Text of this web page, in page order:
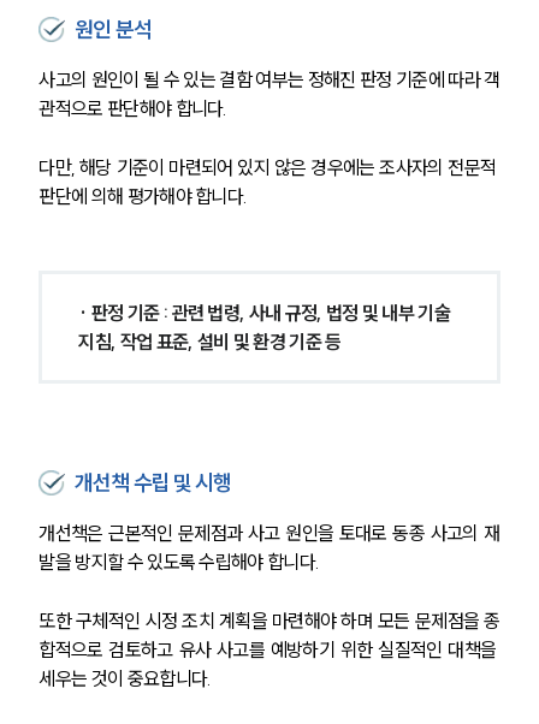
원인 분석
사고의 원인이 될 수 있는 결함 여부는 정해진 판정 기준에 따라 객
관적으로 판단해야 합니다.
다만, 해당 기준이 마련되어 있지 않은 경우에는 조사자의 전문적
판단에 의해 평가해야 합니다.
· 판정 기준 : 관련 법령, 사내 규정, 법정 및 내부 기술
지침, 작업 표준, 설비 및 환경 기준 등
개선책 수립 및 시행
개선책은 근본적인 문제점과 사고 원인을 토대로 동종 사고의 재
발을 방지할 수 있도록 수립해야 합니다.
또한 구체적인 시정 조치 계획을 마련해야 하며 모든 문제점을 종
합적으로 검토하고 유사 사고를 예방하기 위한 실질적인 대책을
세우는 것이 중요합니다.